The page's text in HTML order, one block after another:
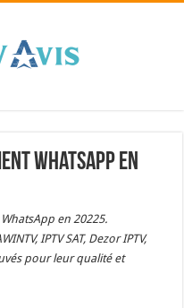
WhatsApp en
en 20225.
IPTV SAT, Dezor IPTV,
pour leur qualité et